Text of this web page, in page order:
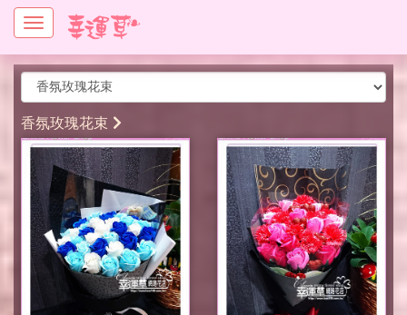
Toggle
navigation
香氛玫瑰花束